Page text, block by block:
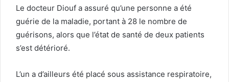
Le docteur Diouf a assuré qu’une personne a été
guérie de la maladie, portant à 28 le nombre de
guérisons, alors que l’état de santé de deux patients
s’est détérioré.
L’un a d’ailleurs été placé sous assistance respiratoire,